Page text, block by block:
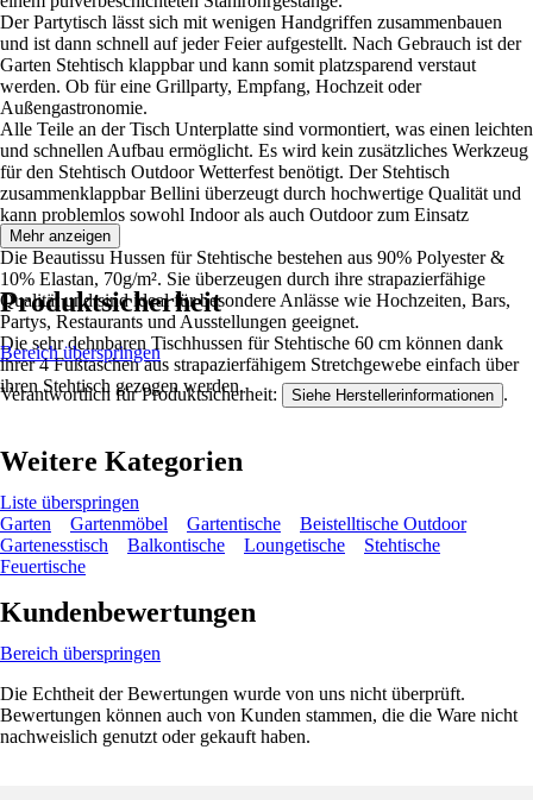
Der Partytisch lässt sich mit wenigen Handgriffen zusammenbauen
und ist dann schnell auf jeder Feier aufgestellt. Nach Gebrauch ist der
Garten Stehtisch klappbar und kann somit platzsparend verstaut
werden. Ob für eine Grillparty, Empfang, Hochzeit oder
Außengastronomie.
Alle Teile an der Tisch Unterplatte sind vormontiert, was einen leichten
und schnellen Aufbau ermöglicht. Es wird kein zusätzliches Werkzeug
für den Stehtisch Outdoor Wetterfest benötigt. Der Stehtisch
zusammenklappbar Bellini überzeugt durch hochwertige Qualität und
kann problemlos sowohl Indoor als auch Outdoor zum Einsatz
kommen.
Die Beautissu Hussen für Stehtische bestehen aus 90% Polyester &
10% Elastan, 70g/m². Sie überzeugen durch ihre strapazierfähige
Qualität und sind ideal für besondere Anlässe wie Hochzeiten, Bars,
Partys, Restaurants und Ausstellungen geeignet.
Die sehr dehnbaren Tischhussen für Stehtische 60 cm können dank
ihrer 4 Fußtaschen aus strapazierfähigem Stretchgewebe einfach über
ihren Stehtisch gezogen werden.
Mehr anzeigen
Produktsicherheit
Bereich überspringen
Verantwortlich für Produktsicherheit: Siehe Herstellerinformationen .
Weitere Kategorien
Liste überspringen
Garten
Gartenmöbel Gartentische
Beistelltische Outdoor
Gartenesstisch
Balkontische Loungetische
Stehtische
Feuertische
Kundenbewertungen
Bereich überspringen
Die Echtheit der Bewertungen wurde von uns nicht überprüft.
Bewertungen können auch von Kunden stammen, die die Ware nicht
nachweislich genutzt oder gekauft haben.